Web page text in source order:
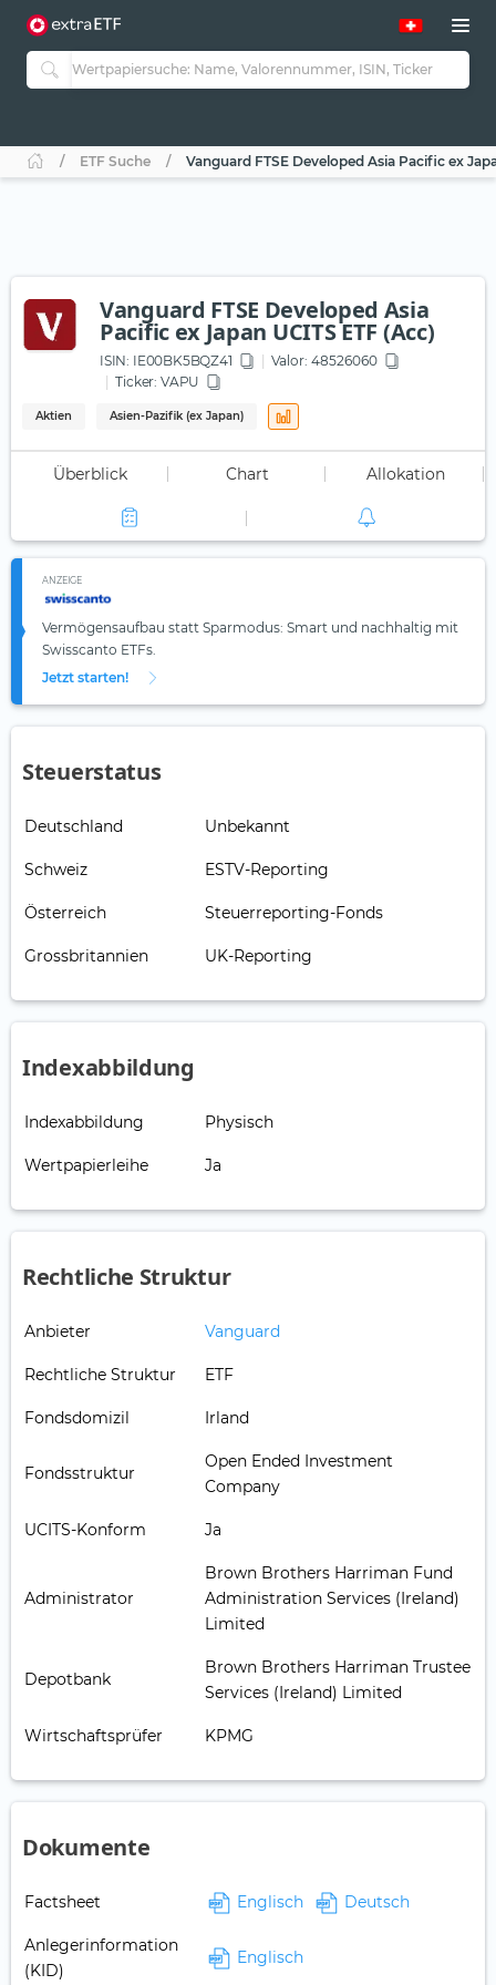
ETF Suche Vanguard FTSE Developed Asia Pacific ex
Vanguard FTSE Developed Asia
Pacific ex Japan UCITS ETF (Acc)
ISIN: IE00BK5BQZ41
Valor: 48526060
Ticker: VAPU
Aktien Asien-Pazifik (ex Japan)
Überblick Chart Allokation
ANZEIGE
Vermögensaufbau statt Sparmodus: Smart und nachhaltig mit
Swisscanto ETFs.
Jetzt starten!
Steuerstatus
Deutschland Unbekannt
Schweiz ESTV-Reporting
Österreich Steuerreporting-Fonds
Grossbritannien UK-Reporting
Indexabbildung
Indexabbildung Physisch
Wertpapierleihe Ja
Rechtliche Struktur
Anbieter Vanguard
Rechtliche Struktur ETF
Fondsdomizil Irland
Fondsstruktur
Open Ended Investment
Company
UCITS-Konform Ja
Administrator
Brown Brothers Harriman Fund
Administration Services (Ireland)
Limited
Depotbank
Brown Brothers Harriman Trustee
Services (Ireland) Limited
Wirtschaftsprüfer KPMG
Dokumente
Factsheet Englisch Deutsch
Anlegerinformation
(KID)
Englisch